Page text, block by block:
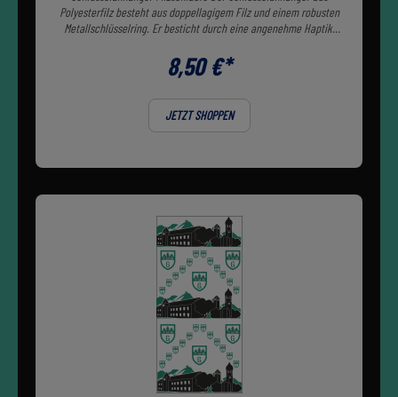
Polyesterfilz besteht aus doppellagigem Filz und einem robusten
Metallschlüsselring. Er besticht durch eine angenehme Haptik,
8,50 €*
JETZT SHOPPEN